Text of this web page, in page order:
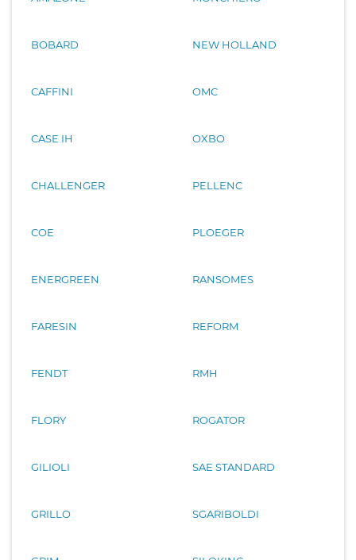
BOBARD
CAFFINI
CASE IH
CHALLENGER
COE
ENERGREEN
FARESIN
FENDT
FLORY
GILIOLI
GRILLO
NEW HOLLAND
OMC
OXBO
PELLENC
PLOEGER
RANSOMES
REFORM
RMH
ROGATOR
SAE STANDARD
SGARIBOLDI